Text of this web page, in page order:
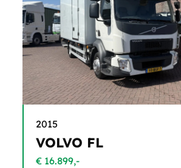
2015
VOLVO FL
€ 16.899,-